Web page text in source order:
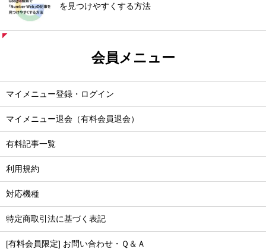
を見つけやすくする方法
会員メニュー
マイメニュー登録・ログイン
マイメニュー退会（有料会員退会）
有料記事一覧
利用規約
対応機種
特定商取引法に基づく表記
[有料会員限定] お問い合わせ・Ｑ＆Ａ